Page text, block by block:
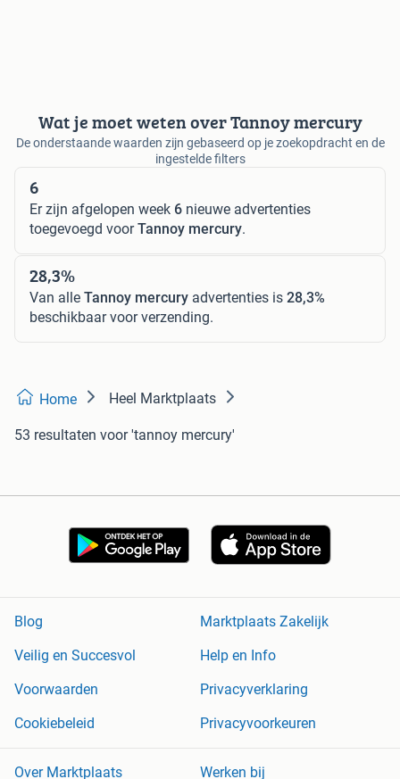
Wat je moet weten over Tannoy mercury
De onderstaande waarden zijn gebaseerd op je zoekopdracht en de
ingestelde filters
6
Er zijn afgelopen week 6 nieuwe advertenties
toegevoegd voorTannoy mercury.
28,3%
Van alle Tannoy mercury advertenties is 28,3%
beschikbaar voor verzending.
Home Heel Marktplaats
53 resultaten voor 'tannoy mercury'
Blog
Marktplaats Zakelijk
Veilig en Succesvol
Help en Info
Voorwaarden
Privacyverklaring
Cookiebeleid
Privacyvoorkeuren
Over Marktplaats Werken bij